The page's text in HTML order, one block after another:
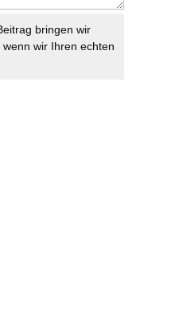
bringen wir
wir Ihren echten